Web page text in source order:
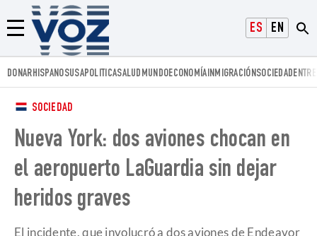
ESPAÑOLENGLISH
Menú
Voz.us
DONARHISPANOSUSAPOLITICASALUD MUNDOECONOMÍAINMIGRACIÓNSOCIEDAD
SOCIEDAD
Nueva York: dos aviones chocan en
el aeropuerto LaGuardia sin dejar
heridos graves
El incidente, que involucró a dos aviones de Endeavor